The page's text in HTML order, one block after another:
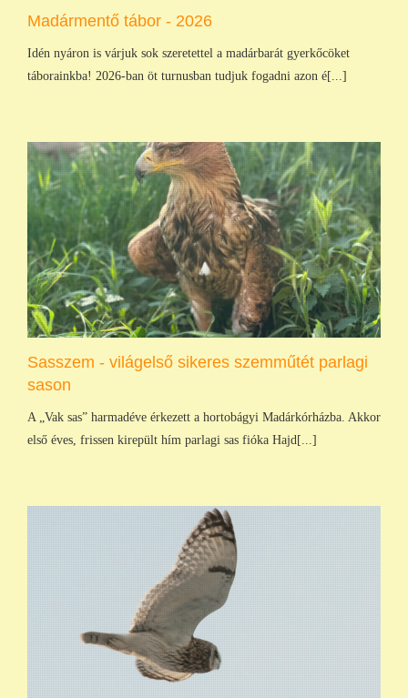
Madármentő tábor - 2026
Idén nyáron is várjuk sok szeretettel a madárbarát gyerkőcöket
táborainkba! 2026-ban öt turnusban tudjuk fogadni azon é[...]
Sasszem - világelső sikeres szemműtét parlagi
sason
A „Vak sas” harmadéve érkezett a hortobágyi Madárkórházba. Akkor
első éves, frissen kirepült hím parlagi sas fióka Hajd[...]